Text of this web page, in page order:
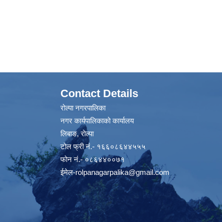
Contact Details
रोल्पा नगरपालिका
नगर कार्यपालिकाको कार्यालय
लिबाङ, रोल्पा
टोल फ्री नं.- १६६०८६४४५५५
फोन नं.- ०८६४४००७१
ईमेल-rolpanagarpalika@gmail.com